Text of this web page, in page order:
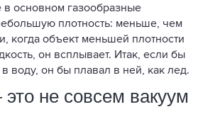
в основном газообразные
плотность: меньше, чем
когда объект меньшей плотности
он всплывает. Итак, если бы
воду, он бы плавал в ней, как лед.
не совсем вакуум